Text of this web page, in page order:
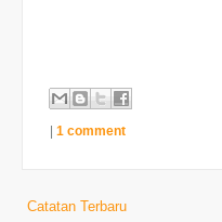
| 1 comment
Catatan Terbaru